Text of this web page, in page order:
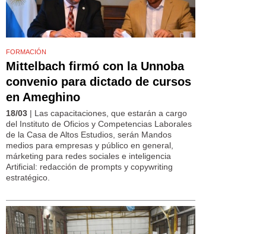
FORMACIÓN
Mittelbach firmó con la Unnoba
convenio para dictado de cursos
en Ameghino
18/03 | Las capacitaciones, que estarán a cargo
del Instituto de Oficios y Competencias Laborales
de la Casa de Altos Estudios, serán Mandos
medios para empresas y público en general,
márketing para redes sociales e inteligencia
Artificial: redacción de prompts y copywriting
estratégico.